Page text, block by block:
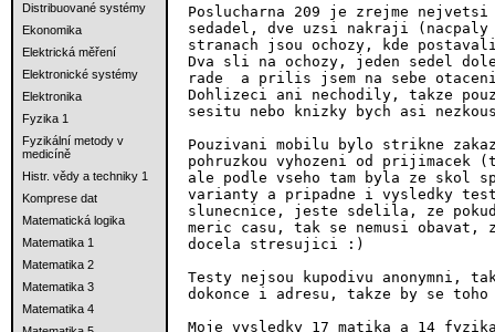
Distribuované systémy
Ekonomika
Elektrická měření
Elektronické systémy
Elektronika
Fyzika 1
Fyzikální metody v
medicíně
Histr. vědy a techniky 1
Komprese dat
Matematická logika
Matematika 1
Matematika 2
Matematika 3
Matematika 4
Poslucharna 209 je zrejme
sedadel, dve uzsi nakraji
stranach jsou ochozy, kde
Dva sli na ochozy, jeden sedel
rade  a prilis jsem na sebe
Dohlizeci ani nechodily, takze
sesitu nebo knizky bych asi
Pouzivani mobilu bylo strikne
pohruzkou vyhozeni od
ale podle vseho tam byla ze skol
varianty a pripadne i vysledky
slunecnice, jeste sdelila, ze pokud
meric casu, tak se nemusi obavat,
docela stresujici :)
Testy nejsou kupodivu anonymni,
dokonce i adresu, takze by se
Moje vysledky 17 matika a 14